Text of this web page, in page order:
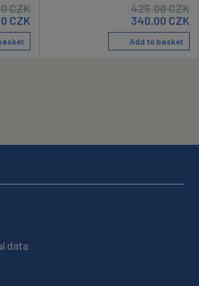
CZK
CZK
425.00CZK
340.00 CZK
Add to basket
data